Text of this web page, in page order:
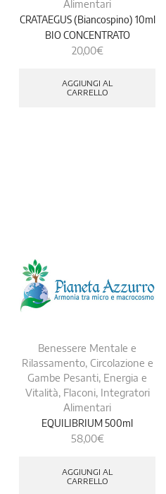
Alimentari
CRATAEGUS (Biancospino) 10ml
BIO CONCENTRATO
20,00€
AGGIUNGI AL
CARRELLO
Benessere Mentale e
Rilassamento, Circolazione e
Gambe Pesanti, Energia e
Vitalità, Flaconi, Integratori
Alimentari
EQUILIBRIUM 500ml
58,00€
AGGIUNGI AL
CARRELLO